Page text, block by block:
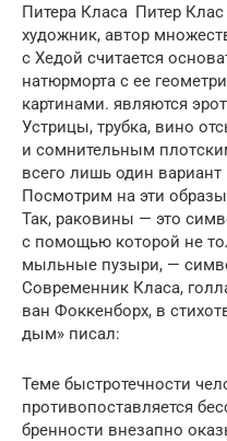
Питера Класа Питер
художник, автор
с Хедой считается
натюрморта с ее
картинами. явля­ются
Устрицы, трубка, вино
и сомнительным
всего лишь один
Посмотрим на эти
Так, раковины — это
с помощью которой не
мыльные пузыри, —
Современник Класа,
ван Фоккен­борх, в
дым» писал:
Теме быстротечности
противопоставляется
бренности внезапно